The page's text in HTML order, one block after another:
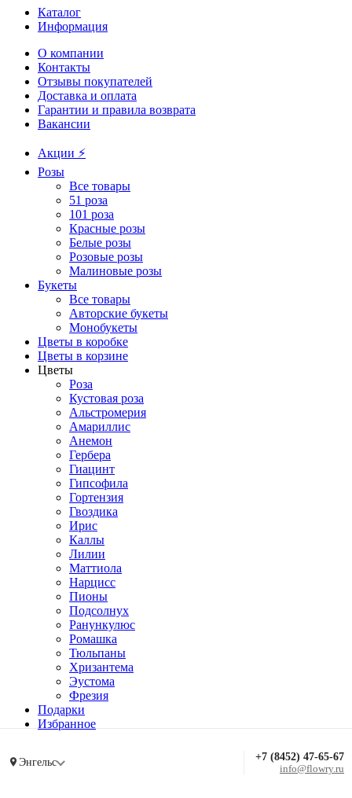
Каталог
Информация
О компании
Контакты
Отзывы покупателей
Доставка и оплата
Гарантии и правила возврата
Вакансии
Акции ⚡️
Розы
Все товары
51 роза
101 роза
Красные розы
Белые розы
Розовые розы
Малиновые розы
Букеты
Все товары
Авторские букеты
Монобукеты
Цветы в коробке
Цветы в корзине
Цветы
Роза
Кустовая роза
Альстромерия
Амариллис
Анемон
Гербера
Гиацинт
Гипсофила
Гортензия
Гвоздика
Ирис
Каллы
Лилии
Маттиола
Нарцисс
Пионы
Подсолнух
Ранункулюс
Ромашка
Тюльпаны
Хризантема
Эустома
Фрезия
Подарки
Избранное
Энгельс +7 (8452) 47-65-67
info@flowry.ru